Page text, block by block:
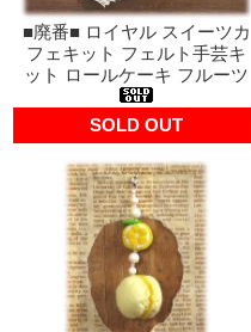
■廃番■ ロイヤル スイーツカ
フェキット フェルト手芸キ
ット ロールケーキ フルーツ
SOLD OUT